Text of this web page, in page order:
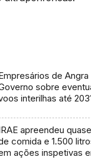
de
sobre
interilhas até
apreendeu
comida e 1.500
ações inspetivas